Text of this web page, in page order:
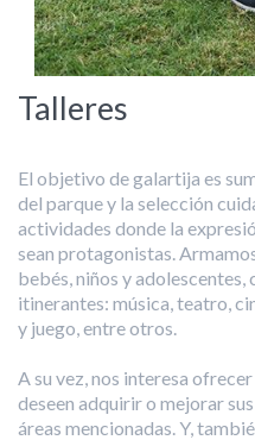
Talleres
El objetivo de galartija es
del parque y la selección
actividades donde la
sean protagonistas.
bebés, niños y
itinerantes: música, teatro,
y juego, entre otros.
A su vez, nos interesa
deseen adquirir o mejorar
áreas mencionadas. Y,